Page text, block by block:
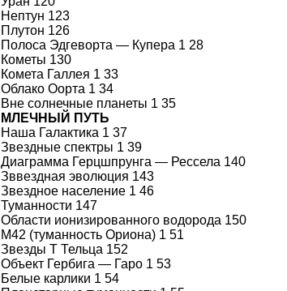
Нептун 123
Плутон 126
Полоса Эдгеворта — Купера 1 28
Кометы 130
Комета Галлея 1 33
Облако Оорта 1 34
Вне солнечные планеты 1 35
МЛЕЧНЫЙ ПУТЬ
Наша Галактика 1 37
Звездные спектры 1 39
Диаграмма Герцшпрунга — Рессела 140
Зввездная эволюция 143
Звездное население 1 46
Туманности 147
Области ионизированного водорода 150
М42 (туманность Ориона) 1 51
Звезды Т Тельца 152
Объект Гербига — Гаро 1 53
Белые карлики 1 54